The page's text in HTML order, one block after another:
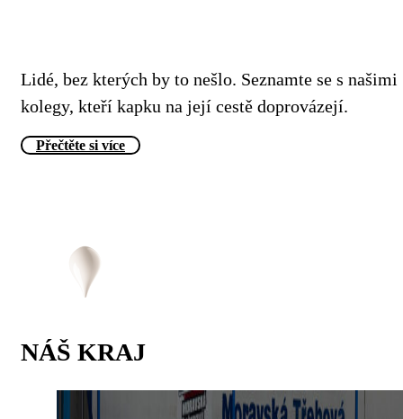
Lidé, bez kterých by to nešlo. Seznamte se s našimi
kolegy, kteří kapku na její cestě doprovázejí.
Přečtěte si více
NÁŠ KRAJ